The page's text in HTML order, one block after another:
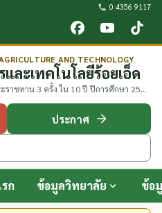
0 4356 9117
AND TECHNOLOGY
ละเทคโนโลยีร้อยเอ็ด
ราชทาน 3 ครั้ง ใน 10 ปี ปีการศึกษา 2552
ประกาศ
ก ข้อมูลวิทยาลัย ข้อ